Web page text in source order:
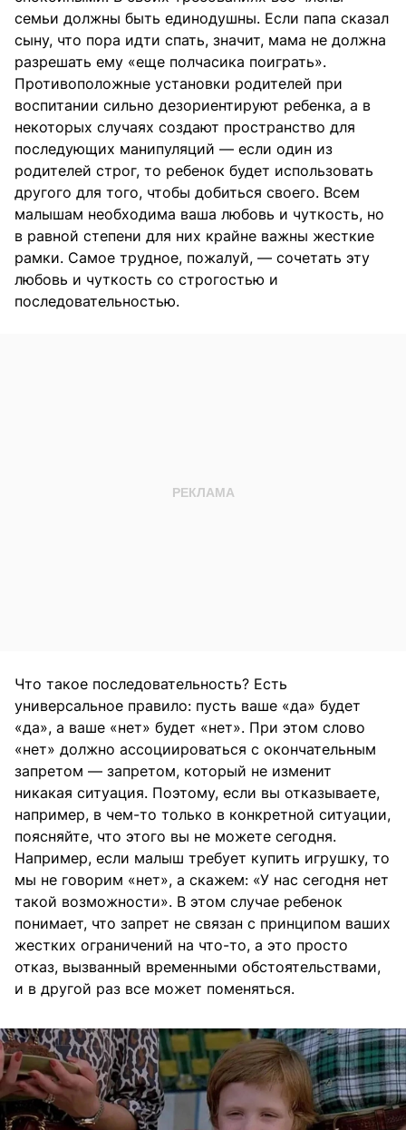
семьи должны быть единодушны. Если папа сказал
сыну, что пора идти спать, значит, мама не должна
разрешать ему «еще полчасика поиграть».
Противоположные установки родителей при
воспитании сильно дезориентируют ребенка, а в
некоторых случаях создают пространство для
последующих манипуляций — если один из
родителей строг, то ребенок будет использовать
другого для того, чтобы добиться своего. Всем
малышам необходима ваша любовь и чуткость, но
в равной степени для них крайне важны жесткие
рамки. Самое трудное, пожалуй, — сочетать эту
любовь и чуткость со строгостью и
последовательностью.
Что такое последовательность? Есть
универсальное правило: пусть ваше «да» будет
«да», а ваше «нет» будет «нет». При этом слово
«нет» должно ассоциироваться с окончательным
запретом — запретом, который не изменит
никакая ситуация. Поэтому, если вы отказываете,
например, в чем-то только в конкретной ситуации,
поясняйте, что этого вы не можете сегодня.
Например, если малыш требует купить игрушку, то
мы не говорим «нет», а скажем: «У нас сегодня нет
такой возможности». В этом случае ребенок
понимает, что запрет не связан с принципом ваших
жестких ограничений на что-то, а это просто
отказ, вызванный временными обстоятельствами,
и в другой раз все может поменяться.